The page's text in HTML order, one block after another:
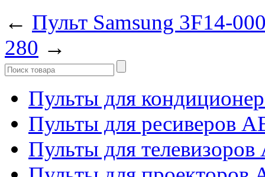
← Пульт Samsung 3F14-
280 →
Пульты для
Пульты для ресиверов
Пульты для телевизоров